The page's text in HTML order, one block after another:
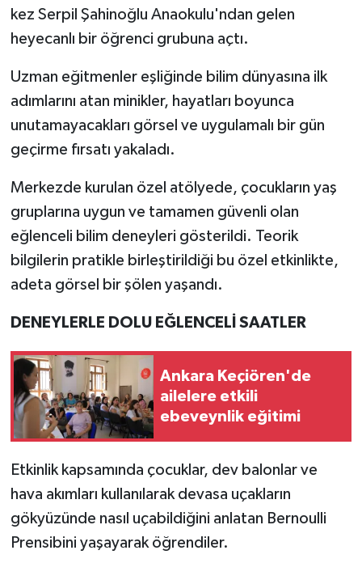
kez Serpil Şahinoğlu Anaokulu'ndan gelen
heyecanlı bir öğrenci grubuna açtı.
Uzman eğitmenler eşliğinde bilim dünyasına ilk
adımlarını atan minikler, hayatları boyunca
unutamayacakları görsel ve uygulamalı bir gün
geçirme fırsatı yakaladı.
Merkezde kurulan özel atölyede, çocukların yaş
gruplarına uygun ve tamamen güvenli olan
eğlenceli bilim deneyleri gösterildi. Teorik
bilgilerin pratikle birleştirildiği bu özel etkinlikte,
adeta görsel bir şölen yaşandı.
DENEYLERLE DOLU EĞLENCELİ SAATLER
Ankara Keçiören'de
ailelere etkili
ebeveynlik eğitimi
Etkinlik kapsamında çocuklar, dev balonlar ve
hava akımları kullanılarak devasa uçakların
gökyüzünde nasıl uçabildiğini anlatan Bernoulli
Prensibini yaşayarak öğrendiler.